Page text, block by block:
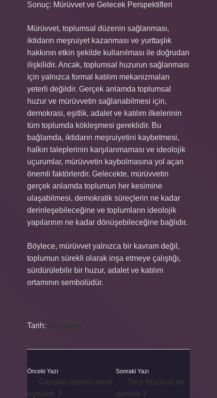
Sonuç: Mürüvvet ve Gelecek Perspektifleri
Mürüvvet, toplumsal düzenin sağlanması,
iktidarın meşruiyet kazanması ve yurttaşlık
hakkının etkin şekilde kullanılması ile doğrudan
ilişkilidir. Ancak, toplumsal huzurun sağlanması
için yalnızca formal katılım mekanizmaları
yeterli değildir. Gerçek anlamda toplumsal
huzur ve mürüvvetin sağlanabilmesi için,
demokrasi, eşitlik, adalet ve katılım ilkelerinin
tüm toplumda kökleşmesi gereklidir. Bu
bağlamda, iktidarın meşruiyetini kaybetmesi,
halkın taleplerinin karşılanmaması ve ideolojik
uçurumlar, mürüvvetin kaybolmasına yol açan
önemli faktörlerdir. Gelecekte, mürüvvetin
gerçek anlamda toplumun her kesimine
ulaşabilmesi, demokratik süreçlerin ne kadar
derinleşebileceğine ve toplumların ideolojik
yapılarının ne kadar dönüşebileceğine bağlıdır.
Böylece, mürüvvet yalnızca bir kavram değil,
toplumun sürekli olarak inşa etmeye çalıştığı,
sürdürülebilir bir huzur, adalet ve katılım
ortamının sembolüdür.
Tarih:
Önceki Yazı Sonraki Yazı